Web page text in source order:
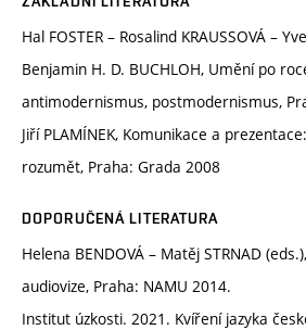
Hal FOSTER – Rosalind KRAUSSOVÁ –
Benjamin H. D. BUCHLOH, Umění po
antimodernismus, postmodernismus,
Jiří PLAMÍNEK, Komunikace a
rozumět, Praha: Grada 2008
DOPORUČENÁ LITERATURA
Helena BENDOVÁ – Matěj STRNAD
audiovize, Praha: NAMU 2014.
Institut úzkosti. 2021. Kvíření jazyka